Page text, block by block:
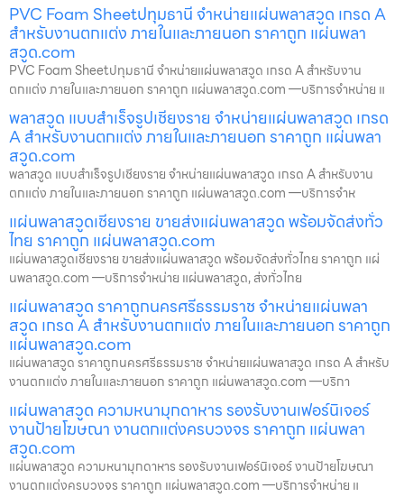
PVC Foam Sheetปทุมธานี จำหน่ายแผ่นพลาสวูด เกรด A
สำหรับงานตกแต่ง ภายในและภายนอก ราคาถูก แผ่นพลา
สวูด.com
PVC Foam Sheetปทุมธานี จำหน่ายแผ่นพลาสวูด เกรด A สำหรับงาน
ตกแต่ง ภายในและภายนอก ราคาถูก แผ่นพลาสวูด.com —บริการจำหน่าย แ
พลาสวูด แบบสำเร็จรูปเชียงราย จำหน่ายแผ่นพลาสวูด เกรด
A สำหรับงานตกแต่ง ภายในและภายนอก ราคาถูก แผ่นพลา
สวูด.com
พลาสวูด แบบสำเร็จรูปเชียงราย จำหน่ายแผ่นพลาสวูด เกรด A สำหรับงาน
ตกแต่ง ภายในและภายนอก ราคาถูก แผ่นพลาสวูด.com —บริการจำห
แผ่นพลาสวูดเชียงราย ขายส่งแผ่นพลาสวูด พร้อมจัดส่งทั่ว
ไทย ราคาถูก แผ่นพลาสวูด.com
แผ่นพลาสวูดเชียงราย ขายส่งแผ่นพลาสวูด พร้อมจัดส่งทั่วไทย ราคาถูก แผ่
นพลาสวูด.com —บริการจำหน่าย แผ่นพลาสวูด, ส่งทั่วไทย
แผ่นพลาสวูด ราคาถูกนครศรีธรรมราช จำหน่ายแผ่นพลา
สวูด เกรด A สำหรับงานตกแต่ง ภายในและภายนอก ราคาถูก
แผ่นพลาสวูด.com
แผ่นพลาสวูด ราคาถูกนครศรีธรรมราช จำหน่ายแผ่นพลาสวูด เกรด A สำหรับ
งานตกแต่ง ภายในและภายนอก ราคาถูก แผ่นพลาสวูด.com —บริกา
แผ่นพลาสวูด ความหนามุกดาหาร รองรับงานเฟอร์นิเจอร์
งานป้ายโฆษณา งานตกแต่งครบวงจร ราคาถูก แผ่นพลา
สวูด.com
แผ่นพลาสวูด ความหนามุกดาหาร รองรับงานเฟอร์นิเจอร์ งานป้ายโฆษณา
งานตกแต่งครบวงจร ราคาถูก แผ่นพลาสวูด.com —บริการจำหน่าย แ